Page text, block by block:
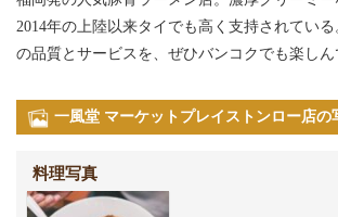
2014年の上陸以来タイでも高く支持されてい
の品質とサービスを、ぜひバンコクでも楽しん
一風堂 マーケットプレイストンロー店の
料理写真